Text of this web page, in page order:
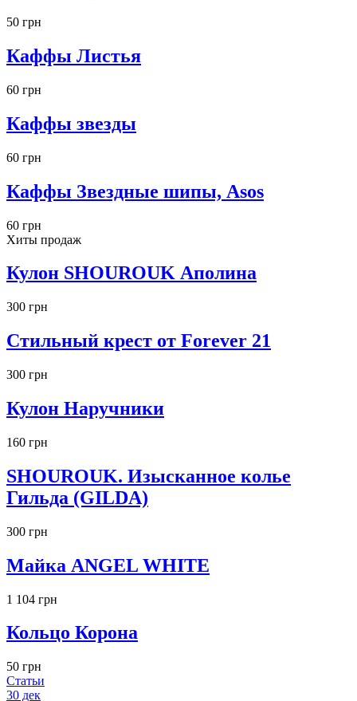
50 грн
Каффы Листья
60 грн
Каффы звезды
60 грн
Каффы Звездные шипы, Asos
60 грн
Хиты продаж
Кулон SHOUROUK Аполина
300 грн
Стильный крест от Forever 21
300 грн
Кулон Наручники
160 грн
SHOUROUK. Изысканное колье
Гильда (GILDA)
300 грн
Майка ANGEL WHITE
1 104 грн
Кольцо Корона
50 грн
Статьи
30 дек